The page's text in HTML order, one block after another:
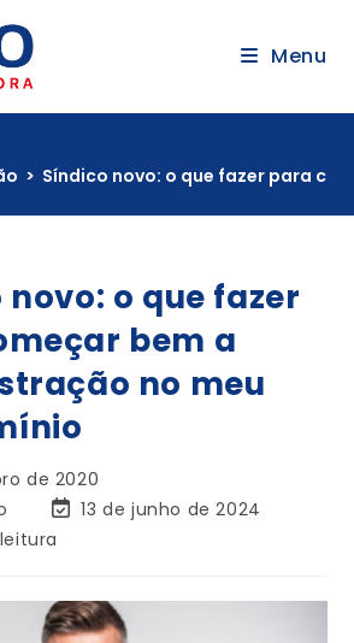
Menu
> Síndico novo: o que fazer para
novo: o que fazer
bem a
no meu
de 2020
13 de junho de 2024